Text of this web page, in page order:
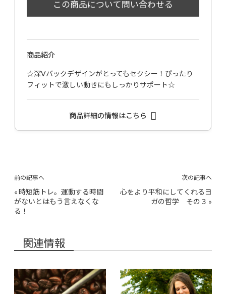
商品紹介
☆深Vバックデザインがとってもセクシー！ぴったり
フィットで激しい動きにもしっかりサポート☆
商品詳細の情報はこちら
前の記事へ
«時短筋トレ。運動する時間
がないとはもう言えなくな
る！
次の記事へ
心をより平和にしてくれるヨ
ガの哲学 その３ »
関連情報